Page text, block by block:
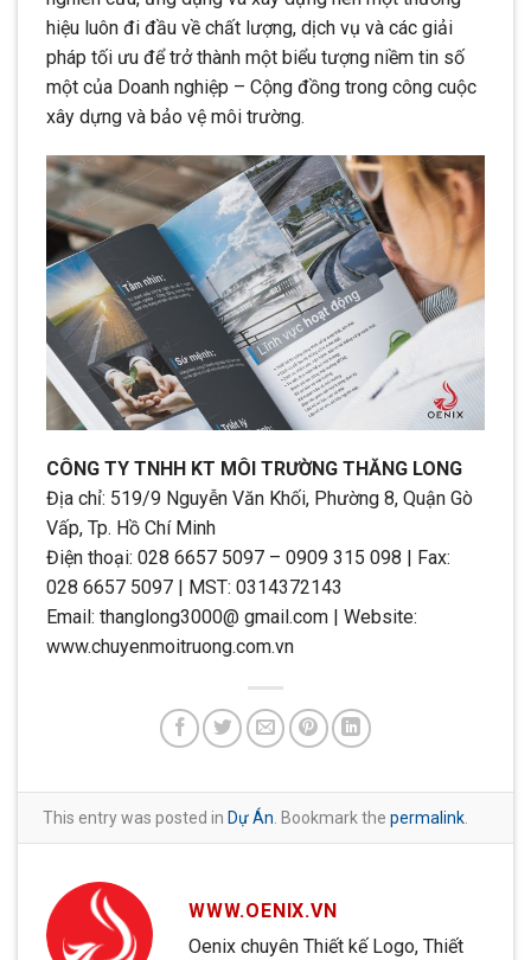
hiệu luôn đi đầu về chất lượng, dịch vụ và các giải
pháp tối ưu để trở thành một biểu tượng niềm tin số
một của Doanh nghiệp – Cộng đồng trong công cuộc
xây dựng và bảo vệ môi trường.
CÔNG TY TNHH KT MÔI TRƯỜNG THĂNG LONG
Địa chỉ: 519/9 Nguyễn Văn Khối, Phường 8, Quận Gò
Vấp, Tp. Hồ Chí Minh
Điện thoại: 028 6657 5097 – 0909 315 098 | Fax:
028 6657 5097 | MST: 0314372143
Email: thanglong3000@ gmail.com | Website:
www.chuyenmoitruong.com.vn
This entry was posted in Dự Án. Bookmark the permalink.
WWW.OENIX.VN
Oenix chuyên Thiết kế Logo, Thiết